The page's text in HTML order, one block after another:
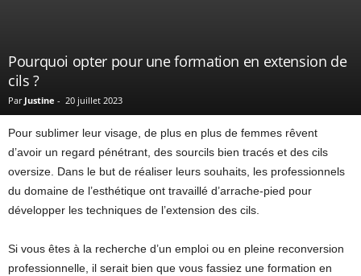
Pourquoi opter pour une formation en extension de
cils ?
Par Justine - 20 juillet 2023
Pour sublimer leur visage, de plus en plus de femmes rêvent
d’avoir un regard pénétrant, des sourcils bien tracés et des cils
oversize. Dans le but de réaliser leurs souhaits, les professionnels
du domaine de l’esthétique ont travaillé d’arrache-pied pour
développer les techniques de l’extension des cils.
Si vous êtes à la recherche d’un emploi ou en pleine reconversion
professionnelle, il serait bien que vous fassiez une formation en